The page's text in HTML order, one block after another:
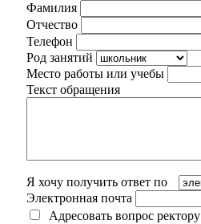
Фамилия
Отчество
Телефон
Род занятий
Место работы или учебы
Текст обращения
Я хочу получить ответ по
Электронная почта
Адресовать вопрос ректору